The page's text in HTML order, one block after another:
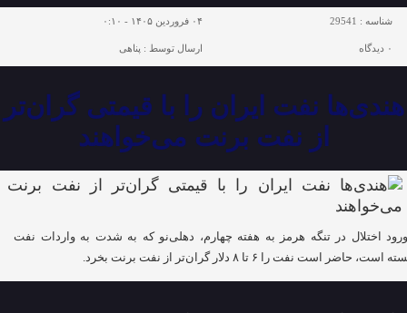
شناسه : 29541 ۰۴ فروردین ۱۴۰۵ - ۰:۱۰
۰ دیدگاه ارسال توسط : پناهی
هندی‌ها نفت ایران را با قیمتی گران‌تر
از نفت برنت می‌خواهند
اختلال در تنگه هرمز به هفته چهارم، دهلی‌نو که به شدت به واردات نفت
است، حاضر است نفت را ۶ تا ۸ دلار گران‌تر از نفت برنت بخرد.